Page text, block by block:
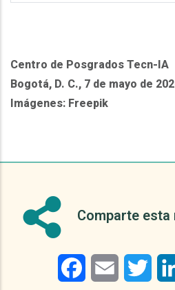
Centro de Posgrados Tecn-IA
Bogotá, D. C., 7 de mayo de
Imágenes: Freepik
Comparte esta
FacebookEmail